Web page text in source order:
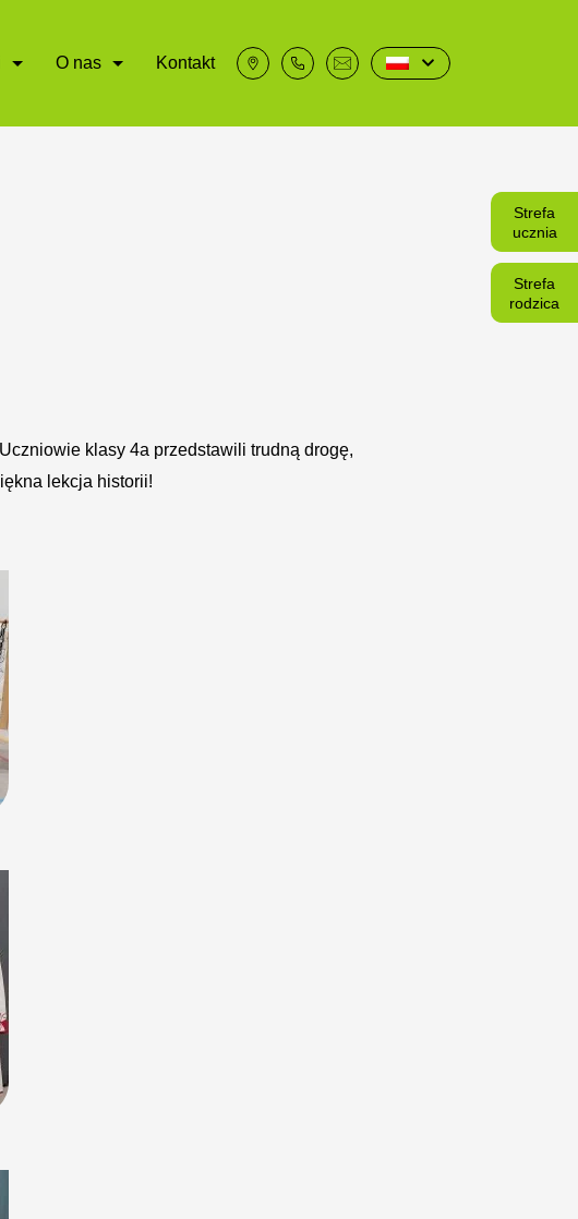
O nas Kontakt
klasy 4a przedstawili trudną drogę,
lekcja historii!
Strefa
ucznia
Strefa
rodzica